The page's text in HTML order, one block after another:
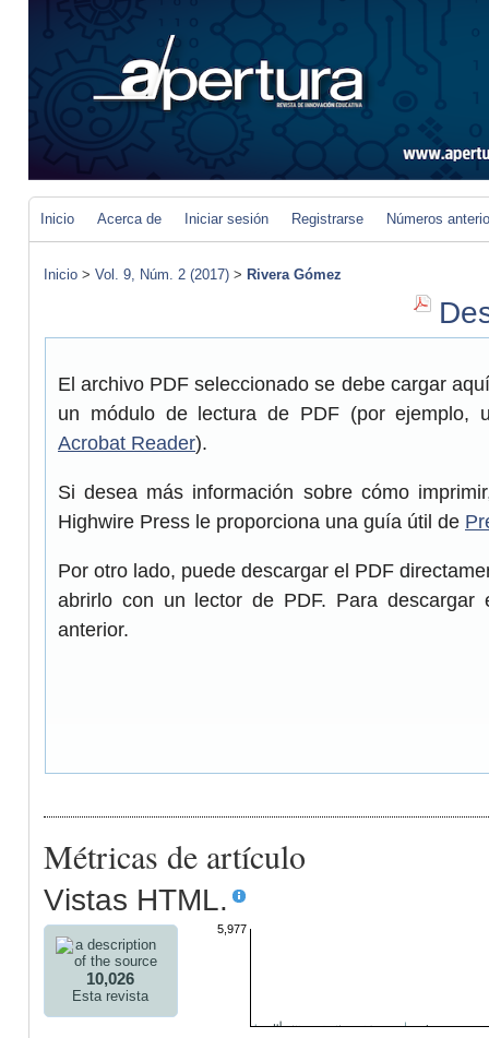
Inicio Acerca de Iniciar sesión Registrarse Números
Inicio > Vol. 9, Núm. 2 (2017) > Rivera Gómez
El archivo PDF seleccionado se debe cargar
un módulo de lectura de PDF (por ejemplo,
Acrobat Reader).
Si desea más información sobre cómo
Highwire Press le proporciona una guía útil de
Por otro lado, puede descargar el PDF
abrirlo con un lector de PDF. Para
anterior.
Métricas de artículo
Vistas HTML.
10,026
Esta revista
5,977